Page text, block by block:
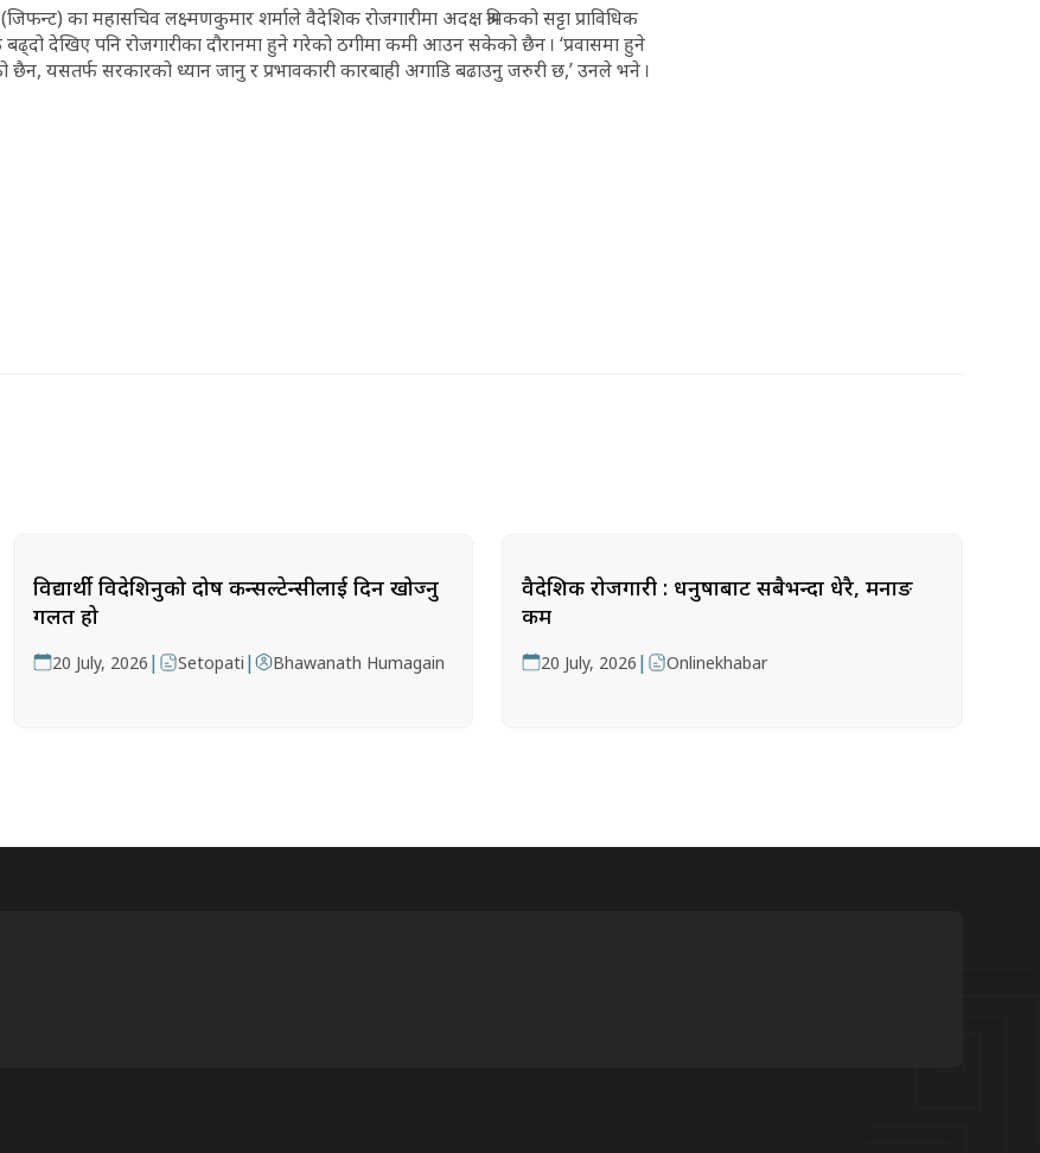
का महासचिव लक्ष्मणकुमार शर्माले वैदेशिक रोजगारीमा अदक्ष श्रमिकको सट्टा प्राविधिक
बढ्दो देखिए पनि रोजगारीका दौरानमा हुने गरेको ठगीमा कमी आउन सकेको छैन । ‘प्रवासमा हुने
यसतर्फ सरकारको ध्यान जानु र प्रभावकारी कारबाही अगाडि बढाउनु जरुरी छ,’ उनले भने ।
विद्यार्थी विदेशिनुको दोष कन्सल्टेन्सीलाई दिन खोज्नु
गलत हो
20 July, 2026 | Setopati | Bhawanath Humagain
वैदेशिक रोजगारी : धनुषाबाट सबैभन्दा धेरै, मनाङ
कम
20 July, 2026 | Onlinekhabar